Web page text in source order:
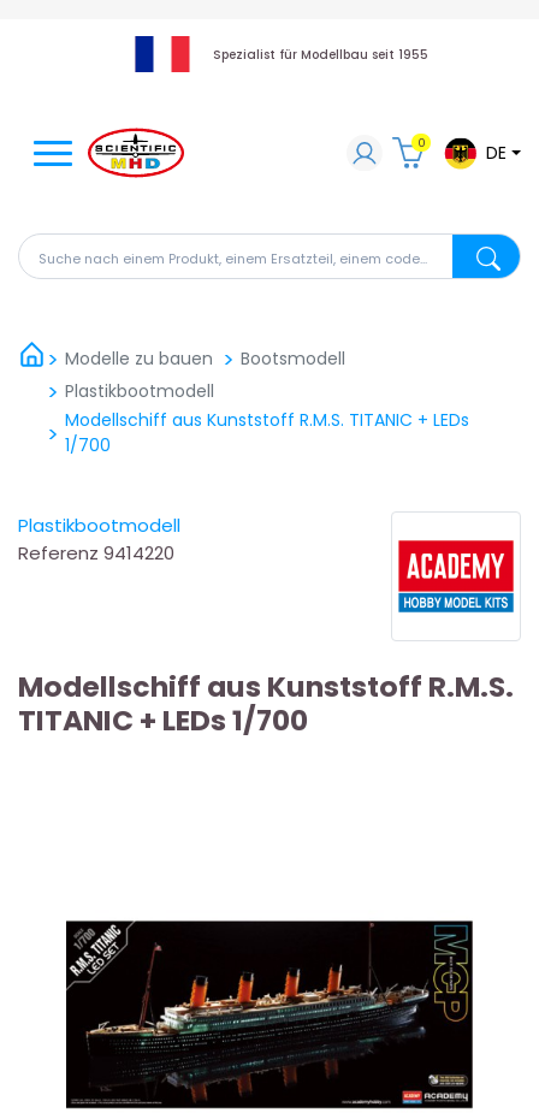
Spezialist für Modellbau seit 1955
Suche nach einem Produkt, einem Ersatzteil, einem
Suche
0 DE
Modelle zu bauen
Bootsmodell
Plastikbootmodell
Modellschiff aus Kunststoff R.M.S. TITANIC + LEDs
1/700
Plastikbootmodell
Referenz 9414220
Modellschiff aus Kunststoff R.M.S.
TITANIC + LEDs 1/700